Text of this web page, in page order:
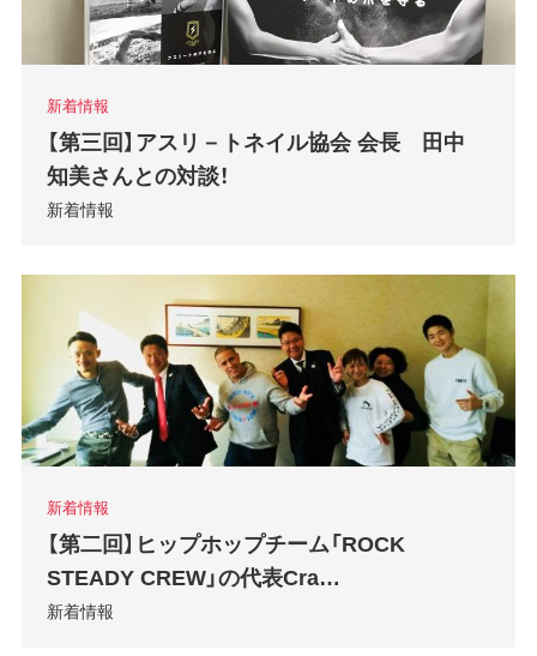
新着情報
【第三回】アスリ－トネイル協会 会長 田中
知美さんとの対談！
新着情報
新着情報
【第二回】ヒップホップチーム「ROCK
STEADY CREW」の代表Cra…
新着情報